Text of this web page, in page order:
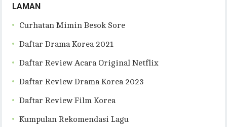
LAMAN
Curhatan Mimin Besok Sore
Daftar Drama Korea 2021
Daftar Review Acara Original Netflix
Daftar Review Drama Korea 2023
Daftar Review Film Korea
Kumpulan Rekomendasi Lagu